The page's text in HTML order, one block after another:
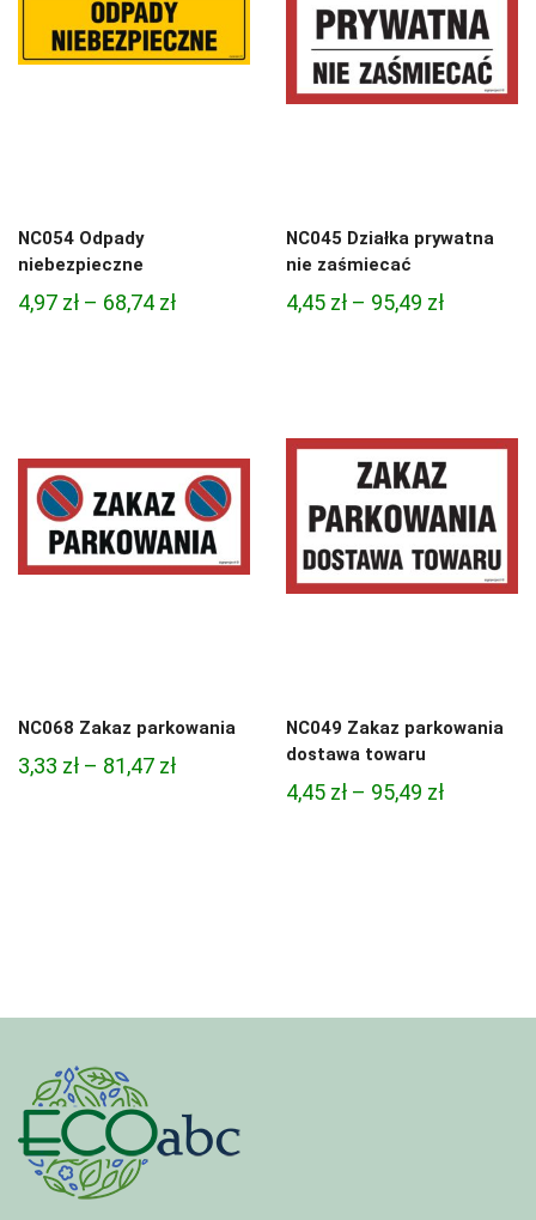
NC054 Odpady
niebezpieczne
4,97 zł – 68,74 złZakres
68,74 zł
NC045 Działka prywatna
nie zaśmiecać
4,45 zł – 95,49 złZakres
95,49 zł
NC068 Zakaz parkowania
3,33 zł – 81,47 złZakres
NC049 Zakaz parkowania
dostawa towaru
4,45 zł – 95,49 złZakres